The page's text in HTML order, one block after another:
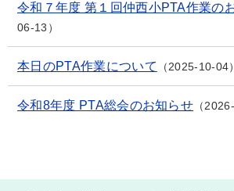
令和７年度 第１回仲西小PTA作業の
06-13
本日のPTA作業について 2025-10-04
令和8年度 PTA総会のお知らせ